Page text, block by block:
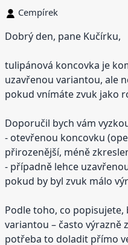
Cempírek
Dobrý den, pane Kučírku,
tulipánová koncovka je
uzavřenou variantou, ale
pokud vnímáte zvuk jako
Doporučil bych vám
- otevřenou koncovku
přirozenější, méně
- případně lehce
pokud by byl zvuk málo
Podle toho, co popisujete,
variantou – často výrazně
potřeba to doladit přímo